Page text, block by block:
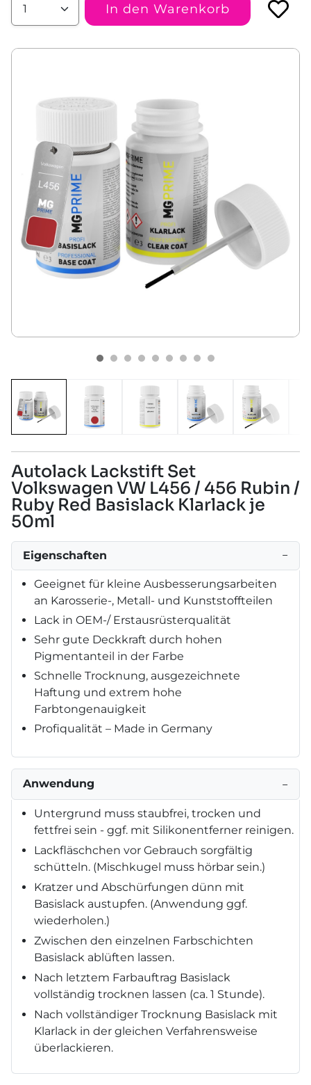
In den Warenkorb
Autolack Lackstift Set
Volkswagen VW L456 / 456 Rubin /
Ruby Red Basislack Klarlack je
50ml
Eigenschaften −
Geeignet für kleine Ausbesserungsarbeiten
an Karosserie-, Metall- und Kunststoffteilen
Lack in OEM-/ Erstausrüsterqualität
Sehr gute Deckkraft durch hohen
Pigmentanteil in der Farbe
Schnelle Trocknung, ausgezeichnete
Haftung und extrem hohe
Farbtongenauigkeit
Profiqualität – Made in Germany
Anwendung −
Untergrund muss staubfrei, trocken und
fettfrei sein - ggf. mit Silikonentferner reinigen.
Lackfläschchen vor Gebrauch sorgfältig
schütteln. (Mischkugel muss hörbar sein.)
Kratzer und Abschürfungen dünn mit
Basislack austupfen. (Anwendung ggf.
wiederholen.)
Zwischen den einzelnen Farbschichten
Basislack ablüften lassen.
Nach letztem Farbauftrag Basislack
vollständig trocknen lassen (ca. 1 Stunde).
Nach vollständiger Trocknung Basislack mit
Klarlack in der gleichen Verfahrensweise
überlackieren.